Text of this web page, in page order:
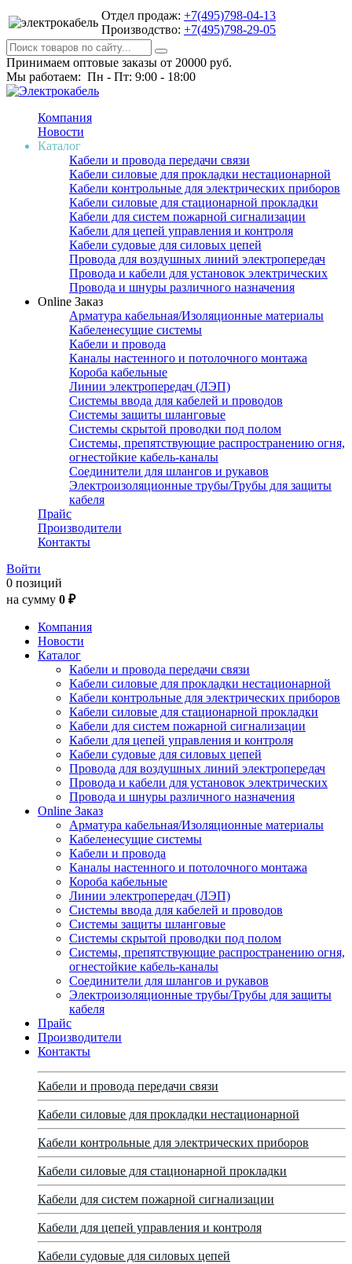
Отдел продаж: +7(495)798-04-13
Производство: +7(495)798-29-05
Принимаем оптовые заказы от 20000 руб.
Мы работаем: Пн - Пт: 9:00 - 18:00
Компания
Новости
Каталог
Кабели и провода передачи связи
Кабели силовые для прокладки нестационарной
Кабели контрольные для электрических приборов
Кабели силовые для стационарной прокладки
Кабели для систем пожарной сигнализации
Кабели для цепей управления и контроля
Кабели судовые для силовых цепей
Провода для воздушных линий электропередач
Провода и кабели для установок электрических
Провода и шнуры различного назначения
Online Заказ
Арматура кабельная/Изоляционные материалы
Кабеленесущие системы
Кабели и провода
Каналы настенного и потолочного монтажа
Короба кабельные
Линии электропередач (ЛЭП)
Системы ввода для кабелей и проводов
Системы защиты шланговые
Системы скрытой проводки под полом
Системы, препятствующие распространению огня,
огнестойкие кабель-каналы
Соединители для шлангов и рукавов
Электроизоляционные трубы/Трубы для защиты
кабеля
Прайс
Производители
Контакты
Войти
0 позиций
на сумму 0 ₽
Компания
Новости
Каталог
Кабели и провода передачи связи
Кабели силовые для прокладки нестационарной
Кабели контрольные для электрических приборов
Кабели силовые для стационарной прокладки
Кабели для систем пожарной сигнализации
Кабели для цепей управления и контроля
Кабели судовые для силовых цепей
Провода для воздушных линий электропередач
Провода и кабели для установок электрических
Провода и шнуры различного назначения
Online Заказ
Арматура кабельная/Изоляционные материалы
Кабеленесущие системы
Кабели и провода
Каналы настенного и потолочного монтажа
Короба кабельные
Линии электропередач (ЛЭП)
Системы ввода для кабелей и проводов
Системы защиты шланговые
Системы скрытой проводки под полом
Системы, препятствующие распространению огня,
огнестойкие кабель-каналы
Соединители для шлангов и рукавов
Электроизоляционные трубы/Трубы для защиты
кабеля
Прайс
Производители
Контакты
Кабели и провода передачи связи
Кабели силовые для прокладки нестационарной
Кабели контрольные для электрических приборов
Кабели силовые для стационарной прокладки
Кабели для систем пожарной сигнализации
Кабели для цепей управления и контроля
Кабели судовые для силовых цепей